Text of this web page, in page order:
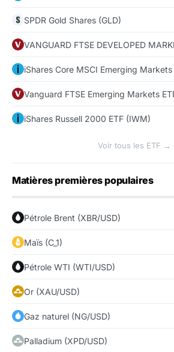
SPDR Gold Shares (GLD)
VANGUARD FTSE DEVELOPED
iShares Core MSCI Emerging Markets
Vanguard FTSE Emerging Markets
iShares Russell 2000 ETF (IWM)
Voir tous les ETF →
Matières premières populaires
Pétrole Brent (XBR/USD)
Maïs (C_1)
Pétrole WTI (WTI/USD)
Or (XAU/USD)
Gaz naturel (NG/USD)
Palladium (XPD/USD)